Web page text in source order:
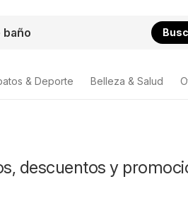
& Deporte Belleza & Salud
descuentos y